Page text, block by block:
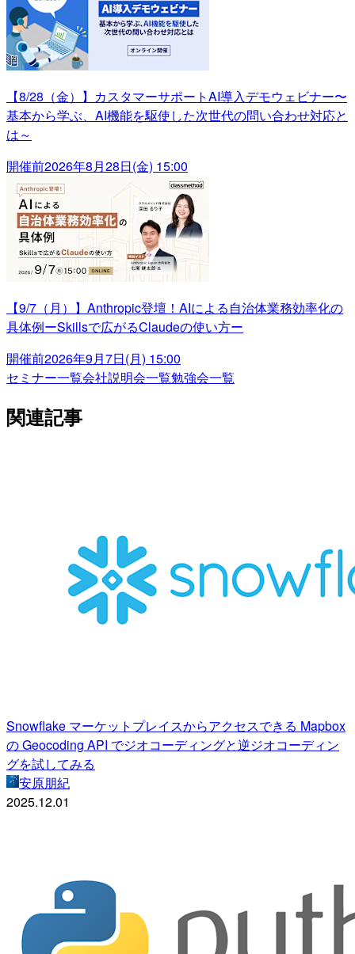
【8/28（金）】カスタマーサポートAI導入デモウェビナー〜
基本から学ぶ、AI機能を駆使した次世代の問い合わせ対応と
は～
開催前2026年8月28日(金) 15:00
【9/7（月）】Anthropic登壇！AIによる自治体業務効率化の
具体例ーSkillsで広がるClaudeの使い方ー
開催前2026年9月7日(月) 15:00
セミナー一覧会社説明会一覧勉強会一覧
関連記事
Snowflake マーケットプレイスからアクセスできる Mapbox
の Geocoding API でジオコーディングと逆ジオコーディン
グを試してみる
安原朋紀
2025.12.01